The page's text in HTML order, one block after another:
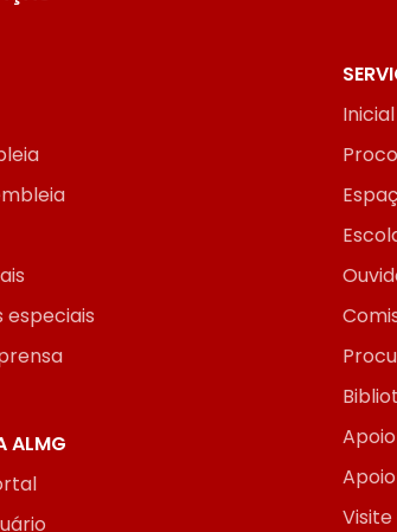
especiais
Inicial
ALMG